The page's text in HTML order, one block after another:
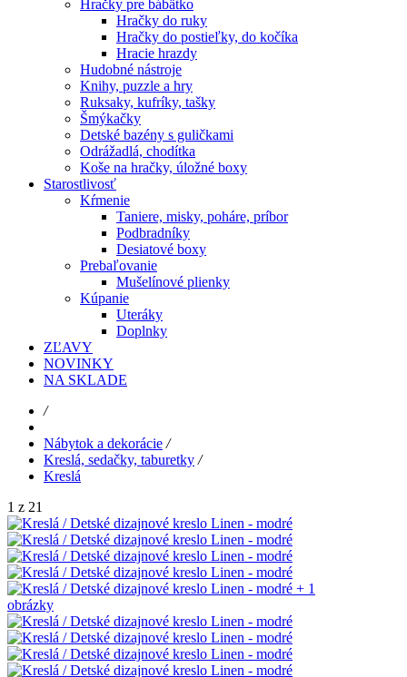
Hračky pre bábätko
Hračky do ruky
Hračky do postieľky, do kočíka
Hracie hrazdy
Hudobné nástroje
Knihy, puzzle a hry
Ruksaky, kufríky, tašky
Šmýkačky
Detské bazény s guličkami
Odrážadlá, chodítka
Koše na hračky, úložné boxy
Starostlivosť
Kŕmenie
Taniere, misky, poháre, príbor
Podbradníky
Desiatové boxy
Prebaľovanie
Mušelínové plienky
Kúpanie
Uteráky
Doplnky
ZĽAVY
NOVINKY
NA SKLADE
/
Nábytok a dekorácie /
Kreslá, sedačky, taburetky /
Kreslá
1 z 21
+ 1
obrázky